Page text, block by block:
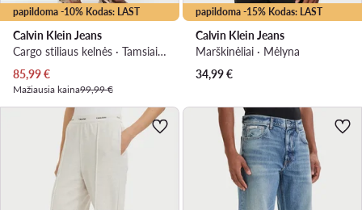
papildoma -10% Kodas: LAST
Calvin Klein Jeans
Cargo stiliaus kelnės · Tamsiai ruda · Relaxed Fit
Dabartinė kaina
85,99€
Mažiausia kaina99,99 €
papildoma -15% Kodas: LAST
Calvin Klein Jeans
Marškinėliai · Mėlyna
34,99€